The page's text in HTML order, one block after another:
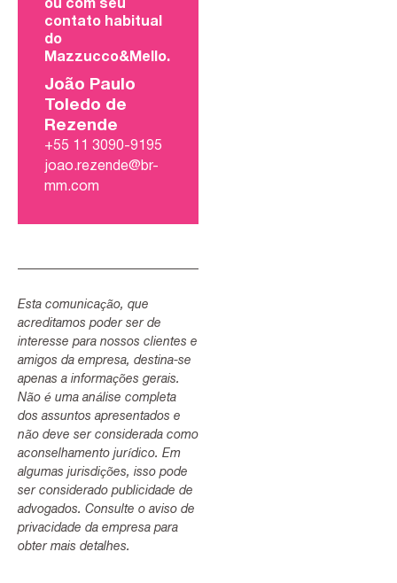
ou com seu
contato habitual
do
Mazzucco&Mello.
João Paulo
Toledo de
Rezende
+55 11 3090-9195
joao.rezende@br-
mm.com
Esta comunicação, que
acreditamos poder ser de
interesse para nossos clientes e
amigos da empresa, destina-se
apenas a informações gerais.
Não é uma análise completa
dos assuntos apresentados e
não deve ser considerada como
aconselhamento jurídico. Em
algumas jurisdições, isso pode
ser considerado publicidade de
advogados. Consulte o aviso de
privacidade da empresa para
obter mais detalhes.